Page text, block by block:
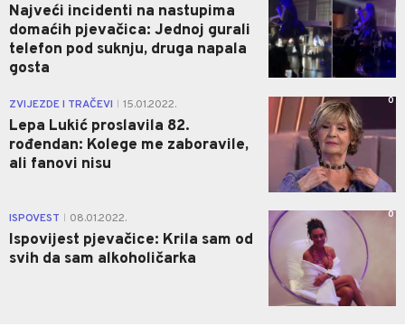
Najveći incidenti na nastupima
domaćih pjevačica: Jednoj gurali
telefon pod suknju, druga napala
gosta
ZVIJEZDE I TRAČEVI 15.01.2022.
Lepa Lukić proslavila 82.
rođendan: Kolege me zaboravile,
ali fanovi nisu
0
ISPOVEST 08.01.2022.
Ispovijest pjevačice: Krila sam od
svih da sam alkoholičarka
0